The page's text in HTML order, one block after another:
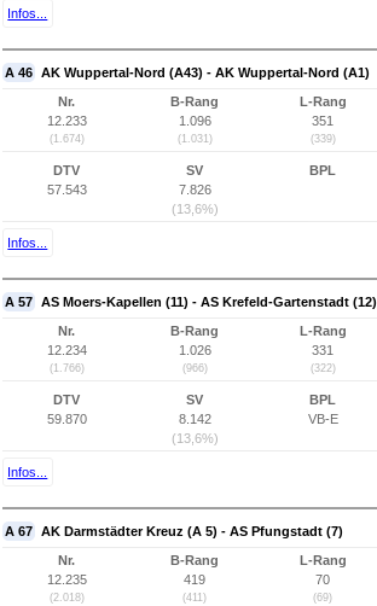
Infos...
A 46 AK Wuppertal-Nord (A43) - AK Wuppertal-Nord (A1)
Nr.
12.233
(1.674)
B-Rang
1.096
(1.031)
L-Rang
351
(339)
DTV
57.543
SV
7.826
(13,6%)
BPL
Infos...
A 57 AS Moers-Kapellen (11) - AS Krefeld-Gartenstadt (12)
Nr.
12.234
(1.766)
B-Rang
1.026
(966)
L-Rang
331
(322)
DTV
59.870
SV
8.142
(13,6%)
BPL
VB-E
Infos...
A 67 AK Darmstädter Kreuz (A 5) - AS Pfungstadt (7)
Nr.
12.235
(2.018)
B-Rang
419
(411)
L-Rang
70
(69)